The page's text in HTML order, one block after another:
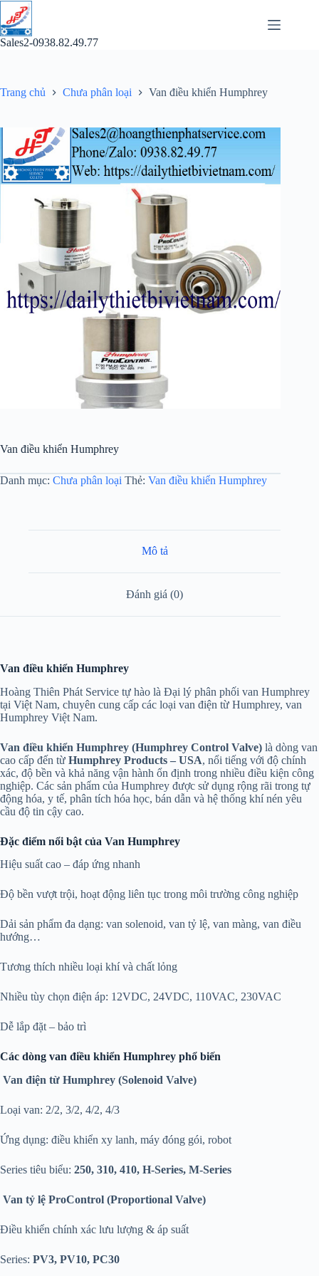
Chuyển
đến
phần
nội
Sales2-0938.82.49.77
Trang chủ Chưa phân loại Van điều khiển Humphrey
Van điều khiển Humphrey
Danh mục: Chưa phân loại Thẻ: Van điều khiển Humphrey
Mô tả
Đánh giá (0)
Van điều khiển Humphrey
Hoàng Thiên Phát Service tự hào là Đại lý phân phối van Humphrey
tại Việt Nam, chuyên cung cấp các loại van điện từ Humphrey, van
Humphrey Việt Nam.
Van điều khiển Humphrey (Humphrey Control Valve) là dòng van
cao cấp đến từ Humphrey Products – USA, nổi tiếng với độ chính
xác, độ bền và khả năng vận hành ổn định trong nhiều điều kiện công
nghiệp. Các sản phẩm của Humphrey được sử dụng rộng rãi trong tự
động hóa, y tế, phân tích hóa học, bán dẫn và hệ thống khí nén yêu
cầu độ tin cậy cao.
Đặc điểm nổi bật của Van Humphrey
Hiệu suất cao – đáp ứng nhanh
Độ bền vượt trội, hoạt động liên tục trong môi trường công nghiệp
Dải sản phẩm đa dạng: van solenoid, van tỷ lệ, van màng, van điều
hướng…
Tương thích nhiều loại khí và chất lỏng
Nhiều tùy chọn điện áp: 12VDC, 24VDC, 110VAC, 230VAC
Dễ lắp đặt – bảo trì
Các dòng van điều khiển Humphrey phổ biến
Van điện từ Humphrey (Solenoid Valve)
Loại van: 2/2, 3/2, 4/2, 4/3
Ứng dụng: điều khiển xy lanh, máy đóng gói, robot
Series tiêu biểu: 250, 310, 410, H-Series, M-Series
Van tỷ lệ ProControl (Proportional Valve)
Điều khiển chính xác lưu lượng & áp suất
Series: PV3, PV10, PC30